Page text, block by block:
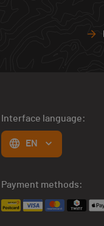
Interface language:
EN
Payment methods: